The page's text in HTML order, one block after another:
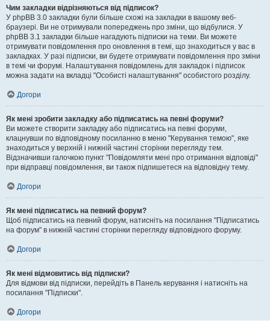
Чим закладки відрізняються від підписок?
У phpBB 3.0 закладки були більше схожі на закладки в вашому веб-
браузері. Ви не отримували попереджень про зміни, що відбулися. У
phpBB 3.1 закладки більше нагадують підписки на теми. Ви можете
отримувати повідомлення про оновлення в темі, що знаходиться у вас в
закладках. У разі підписки, ви будете отримувати повідомлення про зміни
в темі чи форумі. Налаштування повідомлень для закладок і підписок
можна задати на вкладці "Особисті налаштування" особистого розділу.
Догори
Як мені зробити закладку або підписатись на певні форуми?
Ви можете створити закладку або підписатись на певні форуми,
клацнувши по відповідному посиланню в меню "Керування темою", яке
знаходиться у верхній і нижній частині сторінки перегляду тем.
Відзначивши галочкою пункт "Повідомляти мені про отримання відповіді"
при відправці повідомлення, ви також підпишетеся на відповідну тему.
Догори
Як мені підписатись на певний форум?
Щоб підписатись на певний форум, натисніть на посилання "Підписатись
на форум" в нижній частині сторінки перегляду відповідного форуму.
Догори
Як мені відмовитись від підписки?
Для відмови від підписки, перейдіть в Панель керування і натисніть на
посилання "Підписки".
Догори